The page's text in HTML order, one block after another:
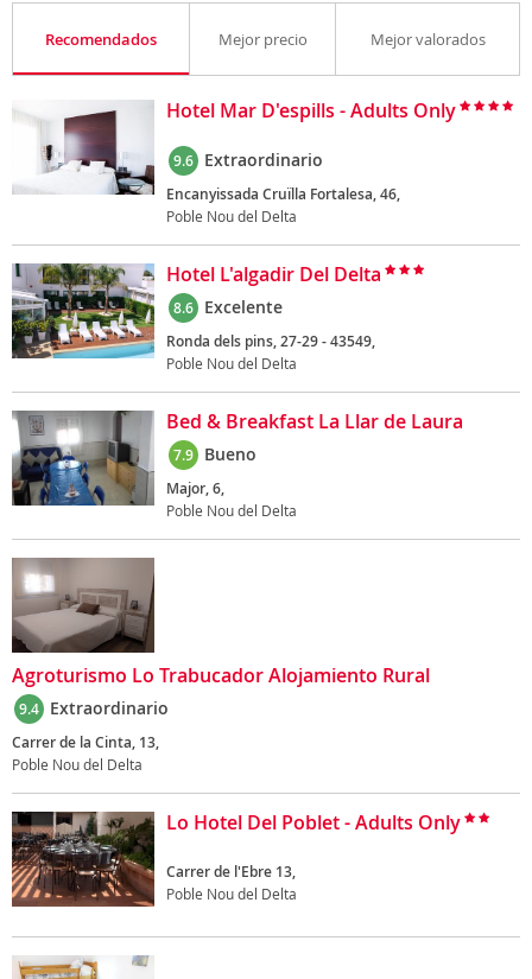
Recomendados Mejor precio Mejor valorados
Hotel Mar D'espills - Adults Only
9.6 Extraordinario
Encanyissada Cruïlla Fortalesa, 46,
Poble Nou del Delta
Hotel L'algadir Del Delta
8.6 Excelente
Ronda dels pins, 27-29 - 43549,
Poble Nou del Delta
Bed & Breakfast La Llar de Laura
7.9 Bueno
Major, 6,
Poble Nou del Delta
Agroturismo Lo Trabucador Alojamiento Rural
9.4 Extraordinario
Carrer de la Cinta, 13,
Poble Nou del Delta
Lo Hotel Del Poblet - Adults Only
Carrer de l'Ebre 13,
Poble Nou del Delta